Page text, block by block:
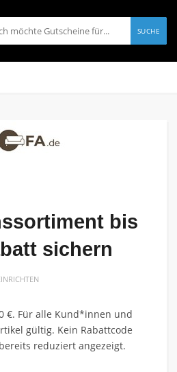
SUCHE
bis
sichern
€. Für alle Kund*innen und
gültig. Kein Rabattcode
reduziert angezeigt.